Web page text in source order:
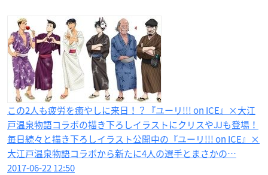
この2人も疲労を癒やしに来日！？『ユーリ!!! on ICE』×大江
戸温泉物語コラボの描き下ろしイラストにクリスやJJも登場！
毎日続々と描き下ろしイラスト公開中の『ユーリ!!! on ICE』×
大江戸温泉物語コラボから新たに4人の選手とまさかの…
2017-06-22 12:50